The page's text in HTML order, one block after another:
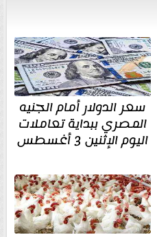
سعر الدولار أمام الجنيه
المصري ببداية تعاملات
اليوم الإثنين 3 أغسطس